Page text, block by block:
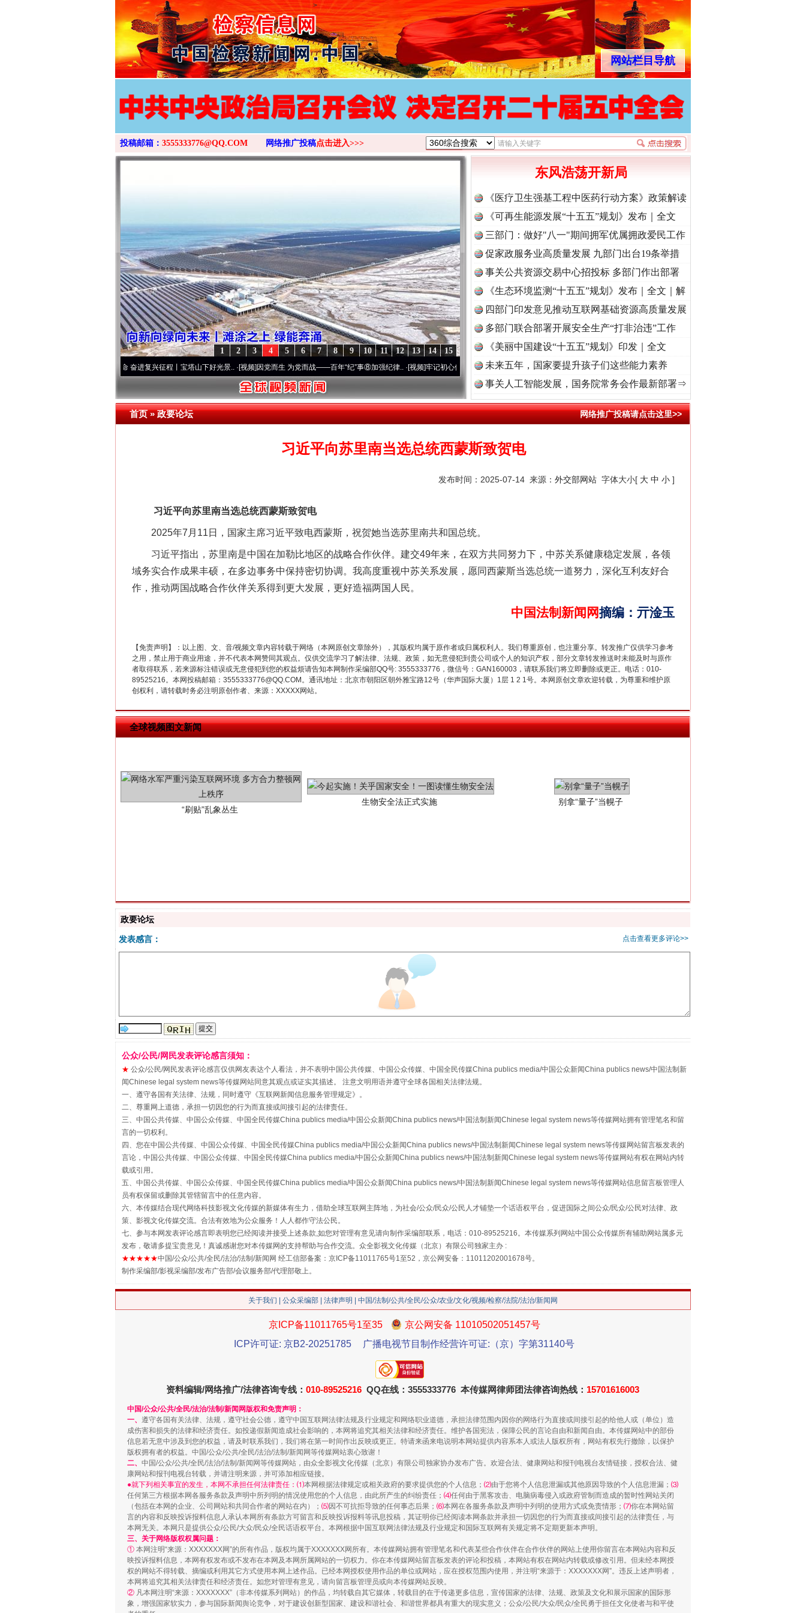
>
网站栏目导航
投稿邮箱： 3555333776@QQ.COM 网络推广投稿点击进入>>>
15
14
13
12
11
10
9
8
7
6
5
4
3
2
1
牢记初心使命 奋进复兴征程丨宝塔山下好光景..·[视频]因党而生 为党而战——百年“纪”事⑧加强纪律..·[视频]牢记初心使命 奋进复兴征程丨“转折之城”激荡..·[视频]牢记初心使命 奋进复兴征程丨红船起航处 潮起..
东风浩荡开新局
《医疗卫生强基工程中医药行动方案》政策解读
《可再生能源发展“十五五”规划》发布｜全文
三部门：做好"八一"期间拥军优属拥政爱民工作
促家政服务业高质量发展 九部门出台19条举措
事关公共资源交易中心招投标 多部门作出部署
《生态环境监测“十五五”规划》发布｜全文｜解
读
四部门印发意见推动互联网基础资源高质量发展
多部门联合部署开展安全生产“打非治违”工作
《美丽中国建设“十五五”规划》印发｜全文
未来五年，国家要提升孩子们这些能力素养
事关人工智能发展，国务院常务会作最新部署⇒
首页»政要论坛 网络推广投稿请点击这里>>
习近平向苏里南当选总统西蒙斯致贺电
发布时间：2025-07-14 来源： 外交部网站 字体大小[ 大 中 小 ]
习近平向苏里南当选总统西蒙斯致贺电
2025年7月11日，国家主席习近平致电西蒙斯，祝贺她当选苏里南共和国总统。
习近平指出，苏里南是中国在加勒比地区的战略合作伙伴。建交49年来，在双方共同努力下，中苏关系健康稳定发展，各领
域务实合作成果丰硕，在多边事务中保持密切协调。我高度重视中苏关系发展，愿同西蒙斯当选总统一道努力，深化互利友好合
作，推动两国战略合作伙伴关系得到更大发展，更好造福两国人民。
中国法制新闻网摘编 ： 亓淦玉
【免责声明】：以上图、文、音/视频文章内容转载于网络（本网原创文章除外），其版权均属于原作者或归属权利人。我们尊重原创，也注重分享。转发推广仅供学习参考
之用，禁止用于商业用途，并不代表本网赞同其观点。仅供交流学习了解法律、法规、政策，如无意侵犯到贵公司或个人的知识产权，部分文章转发推送时未能及时与原作
者取得联系，若来源标注错误或无意侵犯到您的权益烦请告知本网制作采编部QQ号: 3555333776，微信号：GAN160003，请联系我们将立即删除或更正。电话：010-
89525216。本网投稿邮箱：3555333776@QQ.COM。通讯地址：北京市朝阳区朝外雅宝路12号（华声国际大厦）1层 1 2 1号。本网原创文章欢迎转载，为尊重和维护原
创权利，请转载时务必注明原创作者、来源：XXXXX网站。
全球视频图文新闻
网上购药对药下症？
“神药”背后的真相
这是一记警钟！ 谢谢有你温暖了四季 法官巧妙执行解纠纷
习近平的博鳌关键词
解纷+调解+退费，一次搞定
珠宝鉴定乱象
站台名比不上好声名
走近一线检察官
“谁都不怕”的他落马了
漫山遍野的桃花与雪山、麦地、白藏房 除了知识还要"留白" 用生命托举生命
招工难、用工荒背后
送你一朵小红花
侵吞公款13万，颠沛流离20年
政要论坛
点击查看更多评论>>
发表感言：
公众/公民/网民发表评论感言须知：
★ 公众/公民/网民发表评论感言仅供网友表达个人看法，并不表明中国公共传媒、中国公众传媒、中国全民传媒China publics media/中国公众新闻China publics news/中国法制新
闻Chinese legal system news等传媒网站同意其观点或证实其描述。 注意文明用语并遵守全球各国相关法律法规。
一、遵守各国有关法律、法规，同时遵守《互联网新闻信息服务管理规定》。
二、尊重网上道德，承担一切因您的行为而直接或间接引起的法律责任。
三、中国公共传媒、中国公众传媒、中国全民传媒China publics media/中国公众新闻China publics news/中国法制新闻Chinese legal system news等传媒网站拥有管理笔名和留
言的一切权利。
四、您在中国公共传媒、中国公众传媒、中国全民传媒China publics media/中国公众新闻China publics news/中国法制新闻Chinese legal system news等传媒网站留言板发表的
言论，中国公共传媒、中国公众传媒、中国全民传媒China publics media/中国公众新闻China publics news/中国法制新闻Chinese legal system news等传媒网站有权在网站内转
载或引用。
五、中国公共传媒、中国公众传媒、中国全民传媒China publics media/中国公众新闻China publics news/中国法制新闻Chinese legal system news等传媒网站信息留言板管理人
员有权保留或删除其管辖留言中的任意内容。
六、本传媒结合现代网络科技影视文化传媒的新媒体有生力，借助全球互联网主阵地，为社会/公众/民众/公民人才铺垫一个话语权平台，促进国际之间公众/民众/公民对法律、政
策、影视文化传媒交流。合法有效地为公众服务！人人都作守法公民。
七、参与本网发表评论感言即表明您已经阅读并接受上述条款,如您对管理有意见请向制作采编部联系，电话：010-89525216。本传媒系列网站中国公众传媒所有辅助网站属多元
发布，敬请多提宝贵意见！真诚感谢您对本传媒网的支持帮助与合作交流。众全影视文化传媒（北京）有限公司独家主办 :
★★★★★中国/公众/公共/全民/法治/法制/新闻网 经工信部备案：京ICP备11011765号1至52，京公网安备：11011202001678号。
制作采编部/影视采编部/发布广告部/会议服务部/代理部敬上。
关于我们 公众采编部 法律声明 | 中国/法制/公共/全民/公众/农业/文化/视频/检察/法院/法治/新闻网
京ICP备11011765号1至35
京公网安备 11010502051457号
ICP许可证: 京B2-20251785
广播电视节目制作经营许可证:（京）字第31140号
资料编辑/网络推广/法律咨询专线： 010-89525216 QQ在线：3555333776 本传媒网律师团法律咨询热线： 15701616003
中国/公众/公共/全民/法治/法制/新闻网版权和免责声明：
一、 遵守各国有关法律、法规，遵守社会公德，遵守中国互联网法律法规及行业规定和网络职业道德，承担法律范围内因你的网络行为直接或间接引起的给他人或（单位）造
成伤害和损失的法律和经济责任。如投递假新闻造成社会影响的，本网将追究其相关法律和经济责任。维护各国宪法，保障公民的言论自由和新闻自由。本传媒网站中的部份
信息若无意中涉及到您的权益，请及时联系我们，我们将在第一时间作出反映或更正。特请来函来电说明本网站提供内容系本人或法人版权所有，网站有权先行撤除，以保护
版权拥有者的权益。中国/公众/公共/全民/法治/法制/新闻网等传媒网站衷心致谢！
二、 中国/公众/公共/全民/法治/法制/新闻网等传媒网站，由众全影视文化传媒（北京）有限公司独家协办发布广告。欢迎合法、健康网站和报刊电视台友情链接，授权合法、健
康网站和报刊电视台转载，并请注明来源，并可添加相应链接。
●就下列相关事宜的发生，本网不承担任何法律责任：⑴本网根据法律规定或相关政府的要求提供您的个人信息； ⑵由于您将个人信息泄漏或其他原因导致的个人信息泄漏； ⑶
任何第三方根据本网各服务条款及声明中所列明的情况使用您的个人信息，由此所产生的纠纷责任； ⑷任何由于黑客攻击、电脑病毒侵入或政府管制而造成的暂时性网站关闭
（包括在本网的企业、公司网站和共同合作者的网站在内）； ⑸因不可抗拒导致的任何事态后果； ⑹本网在各服务条款及声明中列明的使用方式或免责情形； ⑺你在本网站留
言的内容和反映投诉报料信息人承认本网所有条款方可留言和反映投诉报料等讯息投稿，其证明你已经阅读本网条款并承担一切因您的行为而直接或间接引起的法律责任，与
本网无关。本网只是提供公众/公民/大众/民众/全民话语权平台。本网根据中国互联网法律法规及行业规定和国际互联网有关规定将不定期更新本声明。
三、关于网络版权权属问题：
① 本网注明“来源：XXXXXXX网”的所有作品，版权均属于XXXXXXX网所有。本传媒网站拥有管理笔名和代表某些合作伙伴在合作伙伴的网站上使用你留言在本网站内容和反
映投诉报料信息，本网有权发布或不发布在本网及本网所属网站的一切权力。你在本传媒网站留言板发表的评论和投稿，本网站有权在网站内转载或修改引用。但未经本网授
权的网站不得转载、摘编或利用其它方式使用本网上述作品。已经本网授权使用作品的单位或网站，应在授权范围内使用，并注明“来源于：XXXXXXX网”。违反上述声明者，
本网将追究其相关法律责任和经济责任。如您对管理有意见，请向留言板管理员或向本传媒网站反映。
② 凡本网注明“来源：XXXXXXX”（非本传媒系列网站）的作品，均转载自其它媒体，转载目的在于传递更多信息，宣传国家的法律、法规、政策及文化和展示国家的国际形
象，增强国家软实力，参与国际新闻舆论竞争，对于建设创新型国家、建设和谐社会、和谐世界都具有重大的现实意义；公众/公民/大众/民众/全民勇于担任文化使者与和平使